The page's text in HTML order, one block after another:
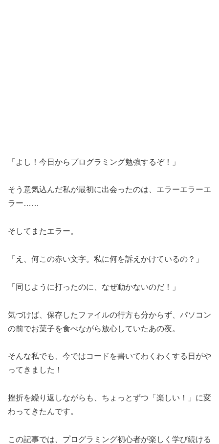
「よし！今日からプログラミング勉強するぞ！」
そう意気込んだ私が最初に出会ったのは、エラーエラーエ
ラー……
そしてまたエラー。
「え、何この赤い文字。私に何を訴えかけているの？」
「同じように打ったのに、なぜ動かないのだ！」
気づけば、保存したファイルの行方も分からず、パソコン
の前でお菓子を食べながら放心していたあの夜。
そんな私でも、今ではコードを書いてわくわくする日がや
ってきました！
挫折を繰り返しながらも、ちょっとずつ「楽しい！」に変
わってきたんです。
この記事では、プログラミング初心者が楽しく学び続ける